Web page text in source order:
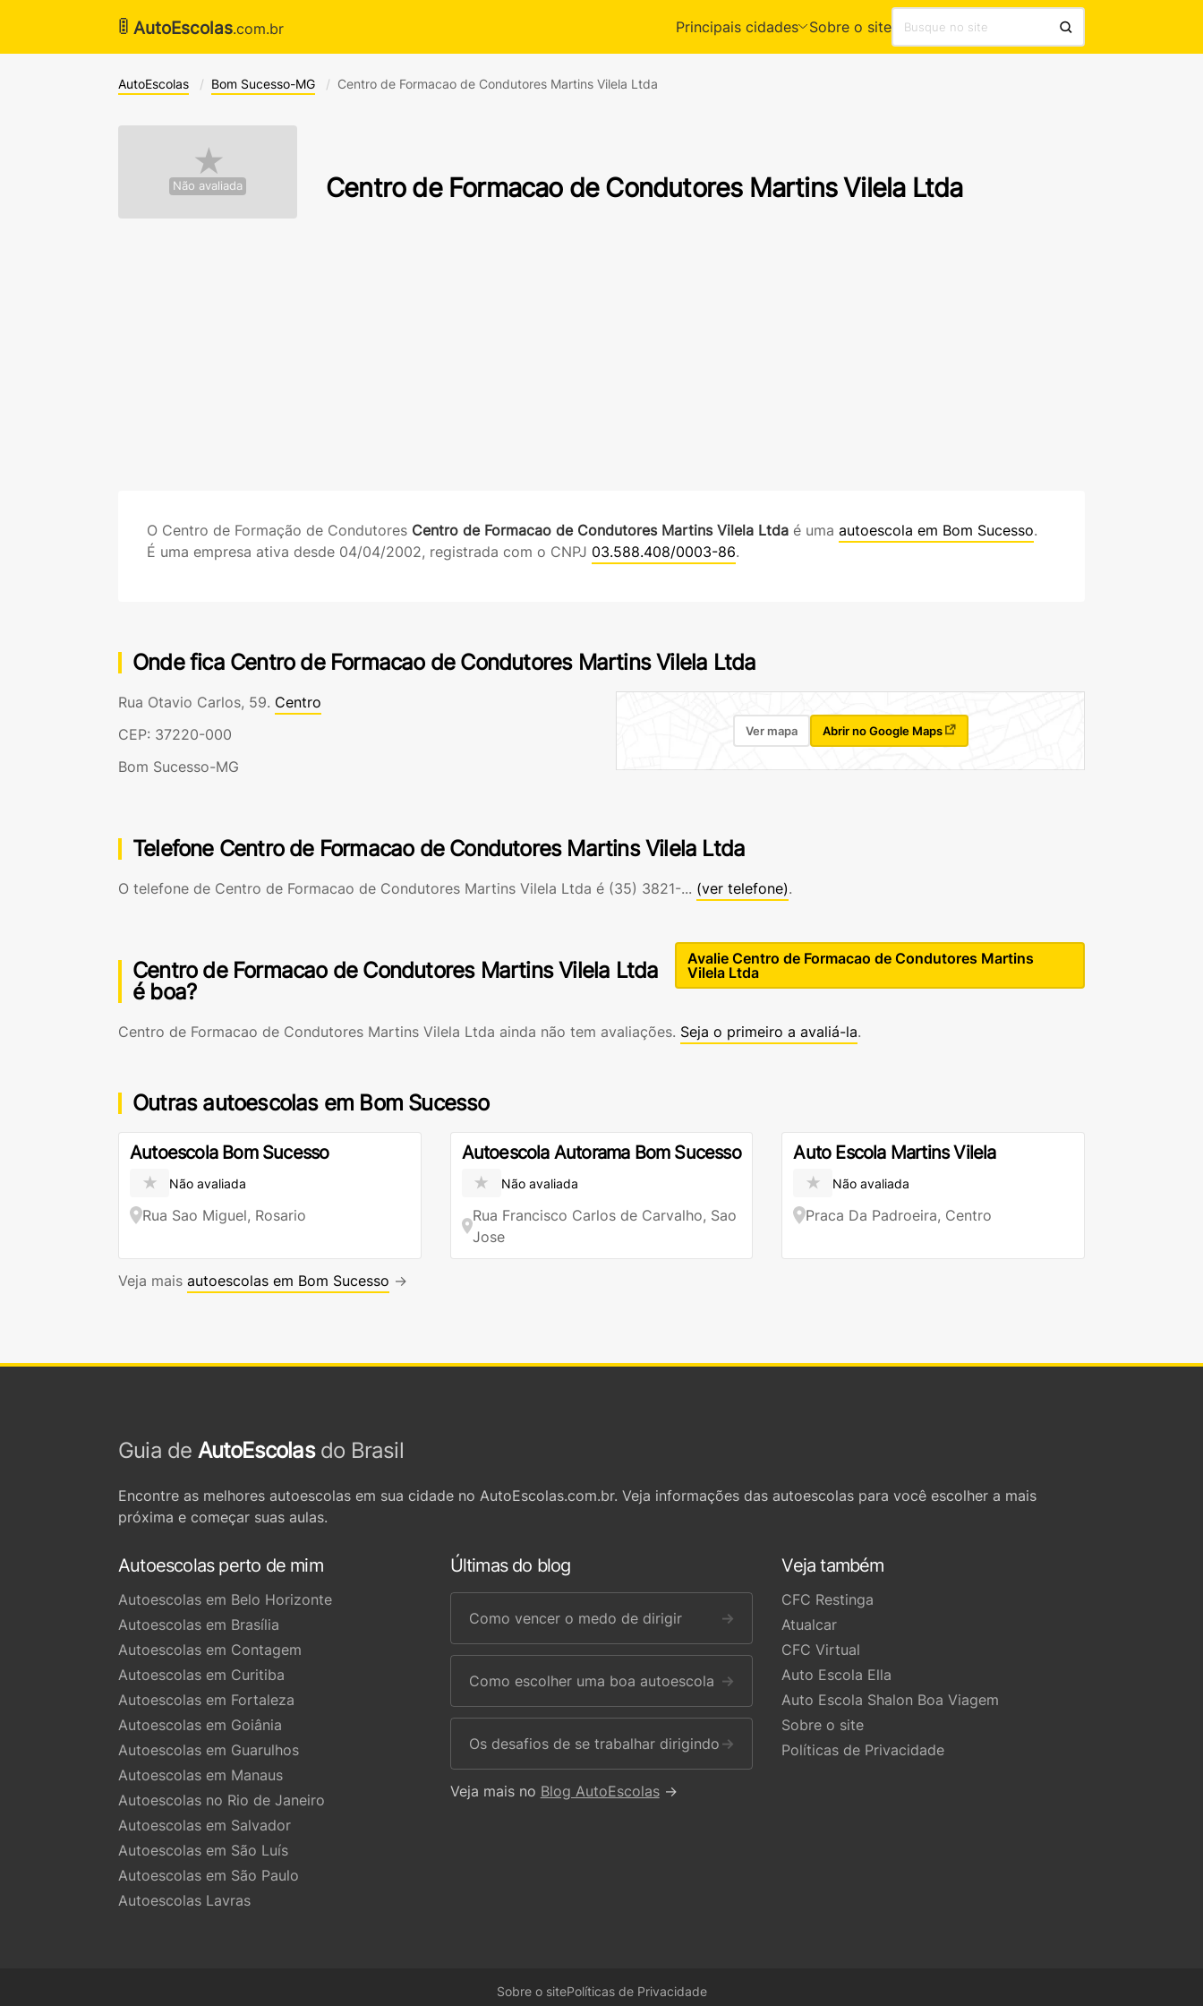
🚦 AutoEscolas.com.br Principais cidades Sobre o site
AutoEscolas Bom Sucesso-MG Centro de Formacao de Condutores Martins Vilela Ltda
★
Não avaliada Centro de Formacao de Condutores Martins Vilela Ltda
O Centro de Formação de Condutores Centro de Formacao de Condutores Martins Vilela Ltda é uma autoescola em Bom Sucesso.
É uma empresa ativa desde 04/04/2002, registrada com o CNPJ 03.588.408/0003-86.
Onde fica Centro de Formacao de Condutores Martins Vilela Ltda
Rua Otavio Carlos, 59. Centro
CEP: 37220-000
Bom Sucesso-MG
Ver mapa Abrir no Google Maps
Telefone Centro de Formacao de Condutores Martins Vilela Ltda
O telefone de Centro de Formacao de Condutores Martins Vilela Ltda é (35) 3821-... (ver telefone).
Centro de Formacao de Condutores Martins Vilela Ltda
é boa?
Avalie Centro de Formacao de Condutores Martins
Vilela Ltda
Centro de Formacao de Condutores Martins Vilela Ltda ainda não tem avaliações. Seja o primeiro a avaliá-la.
Outras autoescolas em Bom Sucesso
Autoescola Bom Sucesso
★ Não avaliada
Rua Sao Miguel, Rosario
Autoescola Autorama Bom Sucesso
★ Não avaliada
Rua Francisco Carlos de Carvalho, Sao
Jose
Auto Escola Martins Vilela
★ Não avaliada
Praca Da Padroeira, Centro
Veja mais autoescolas em Bom Sucesso →
Guia de AutoEscolasdo Brasil
Encontre as melhores autoescolas em sua cidade no AutoEscolas.com.br. Veja informações das autoescolas para você escolher a mais
próxima e começar suas aulas.
Autoescolas perto de mim
Autoescolas em Belo Horizonte
Autoescolas em Brasília
Autoescolas em Contagem
Autoescolas em Curitiba
Autoescolas em Fortaleza
Autoescolas em Goiânia
Autoescolas em Guarulhos
Autoescolas em Manaus
Autoescolas no Rio de Janeiro
Autoescolas em Salvador
Autoescolas em São Luís
Autoescolas em São Paulo
Autoescolas Lavras
Últimas do blog
Como vencer o medo de dirigir →
Como escolher uma boa autoescola →
Os desafios de se trabalhar dirigindo →
Veja mais no Blog AutoEscolas→
Veja também
CFC Restinga
Atualcar
CFC Virtual
Auto Escola Ella
Auto Escola Shalon Boa Viagem
Sobre o site
Políticas de Privacidade
Sobre o sitePolíticas de Privacidade